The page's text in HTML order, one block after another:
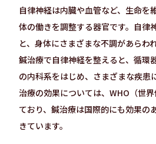
自律神経は内臓や血管など、生命を
体の働きを調整する器官です。自律
と、身体にさまざまな不調があらわれ
鍼治療で自律神経を整えると、循環
の内科系をはじめ、さまざまな疾患
治療の効果については、WHO（世
ており、鍼治療は国際的にも効果の
きています。